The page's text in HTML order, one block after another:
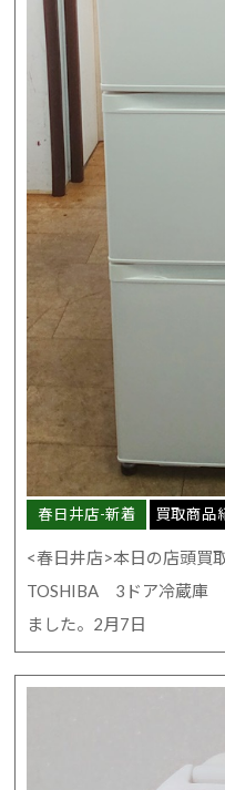
春日井店-新着 買取商品
<春日井店>本日の店頭
TOSHIBA 3ドア冷蔵庫
ました。2月7日